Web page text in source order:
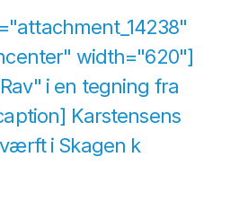
width="620"]
i en tegning fra
Karstensens
i Skagen k